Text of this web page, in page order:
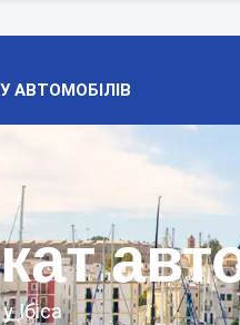
АВТОМОБІЛІВ
Ібіса